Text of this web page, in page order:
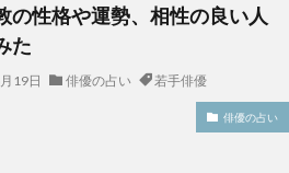
性格や運勢、相性の良い人
た
19日 俳優の占い 若手俳優
俳優の占い